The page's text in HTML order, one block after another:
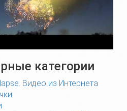
категории
Видео из Интернета